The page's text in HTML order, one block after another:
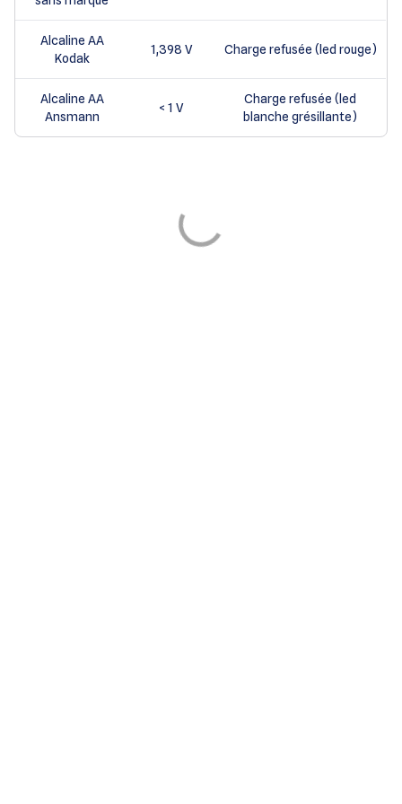
Alcaline AA
Kodak
1,398 V Charge refusée (led rouge)
Alcaline AA
Ansmann
< 1 V
Charge refusée (led
blanche grésillante)